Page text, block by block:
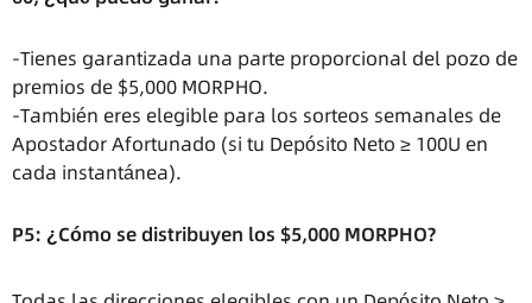
-Tienes garantizada una parte proporcional del pozo de
premios de $5,000 MORPHO.
-También eres elegible para los sorteos semanales de
Apostador Afortunado (si tu Depósito Neto ≥ 100U en
cada instantánea).
P5: ¿Cómo se distribuyen los $5,000 MORPHO?